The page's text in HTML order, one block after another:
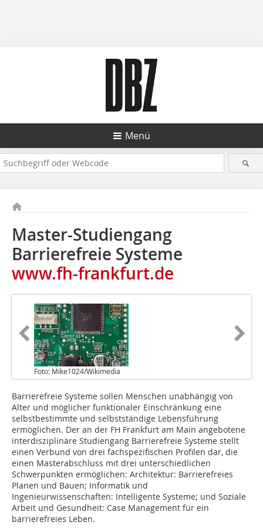
Menü
Master-Studiengang
Barrierefreie Systeme
www.fh-frankfurt.de
Foto: Mike1024/Wikimedia
Barrierefreie Systeme sollen Menschen unabhängig von
Alter und möglicher funktionaler Einschränkung eine
selbstbestimmte und selbstständige Lebensführung
ermöglichen. Der an der FH Frankfurt am Main angebotene
interdisziplinäre Studiengang Barrierefreie Systeme stellt
einen Verbund von drei fachspezifischen Profilen dar, die
einen Masterabschluss mit drei unterschiedlichen
Schwerpunkten ermöglichen: Architektur: Ba­r­rierefreies
Planen und Bauen; Informatik und
Ingenieurwissenschaften: Intelligente Systeme; und Soziale
Arbeit und Gesundheit: Case Management für ein
barrierefreies Leben.